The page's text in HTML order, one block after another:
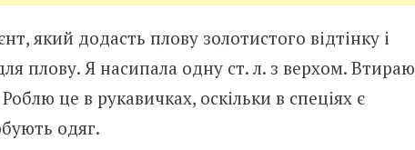
який додасть плову золотистого відтінку і
плову. Я насипала одну ст. л. з верхом. Втираю
це в рукавичках, оскільки в спеціях є
одяг.